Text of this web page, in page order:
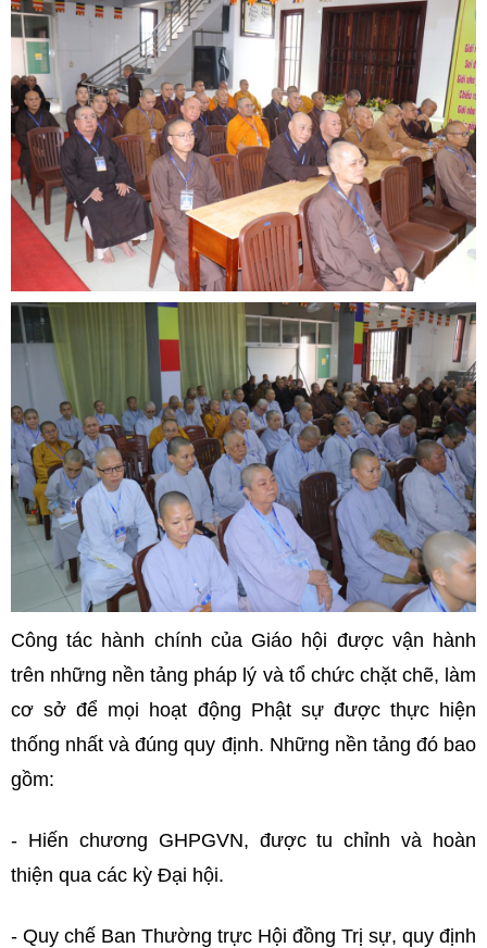
Công tác hành chính của Giáo hội được vận hành
trên những nền tảng pháp lý và tổ chức chặt chẽ, làm
cơ sở để mọi hoạt động Phật sự được thực hiện
thống nhất và đúng quy định. Những nền tảng đó bao
gồm:
- Hiến chương GHPGVN, được tu chỉnh và hoàn
thiện qua các kỳ Đại hội.
- Quy chế Ban Thường trực Hội đồng Trị sự, quy định